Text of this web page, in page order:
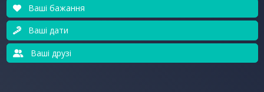
Ваші бажання
Ваші дати
Ваші друзі